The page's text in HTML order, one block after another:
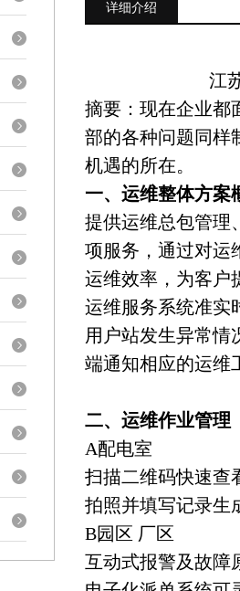
详细介绍
江
摘要：现在企业都
部的各种问题同样
机遇的所在。
一、运维整体方案
提供运维总包管理
项服务，通过对运
运维效率，为客户
运维服务系统准实
用户站发生异常情
端通知相应的运维
二、运维作业管理
A配电室
扫描二维码快速查
拍照并填写记录生
B园区 厂区
互动式报警及故障